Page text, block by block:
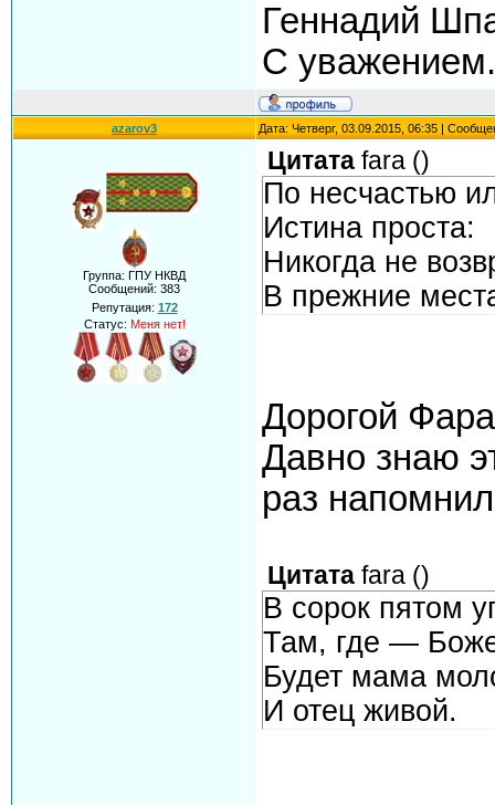
Геннадий
С уважением.
azarov3 Дата: Четверг, 03.09.2015, 06:35 |
Группа: ГПУ НКВД
Сообщений: 383
Репутация: 172
Статус: Меня нет!
Цитата fara ()
По несчастью
Истина проста:
Никогда не
В прежние
Дорогой
Давно знаю
раз
Цитата fara ()
В сорок пятом
Там, где —
Будет мама
И отец живой.